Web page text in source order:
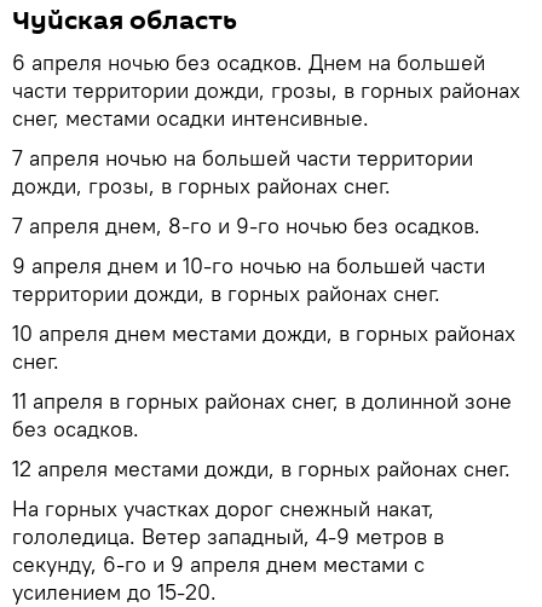
Чуйская область
6 апреля ночью без осадков. Днем на большей
части территории дожди, грозы, в горных районах
снег, местами осадки интенсивные.
7 апреля ночью на большей части территории
дожди, грозы, в горных районах снег.
7 апреля днем, 8-го и 9-го ночью без осадков.
9 апреля днем и 10-го ночью на большей части
территории дожди, в горных районах снег.
10 апреля днем местами дожди, в горных районах
снег.
11 апреля в горных районах снег, в долинной зоне
без осадков.
12 апреля местами дожди, в горных районах снег.
На горных участках дорог снежный накат,
гололедица. Ветер западный, 4-9 метров в
секунду, 6-го и 9 апреля днем местами с
усилением до 15-20.